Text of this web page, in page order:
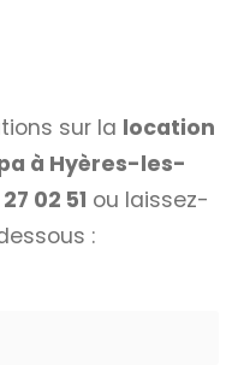
sur la location
à Hyères-les-
02 51 ou laissez-
: